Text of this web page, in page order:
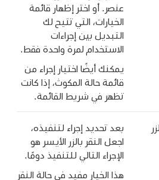
عنصر. أو اختر إظهار قائمة
الخيارات، التي تتيح لك
التبديل بين إجراءات
الاستخدام لمرة واحدة فقط.
يمكنك أيضًا اختيار إجراء من
قائمة حالة المكوث، إذا كانت
تظهر في شريط القائمة.
بعد تحديد إجراء لتنفيذه،
اجعل النقر بالزر الأيسر هو
الإجراء التالي للتنفيذ دومًا.
هذا الخيار مفيد في حالة النقر